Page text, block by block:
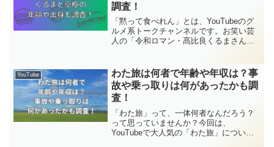
調査！
「黙って食べれん」とは、YouTubeのグ
ルメ系トークチャンネルです。お笑い芸
人の「令和ロマン・髙比良くるまさん」
べれん」とは誰なのか、くるまさんや京
極さんのプロフィールや、チャンネルの
魅力にも迫っていきます。
YouTube
わた旅は何者で年齢や年収は？事
故や乗っ取りは何があったかも調
査！
「わた旅」って、一体何者なんだろう？
って思っていませんか？今回は、
YouTubeで大人気の「わた旅」につい